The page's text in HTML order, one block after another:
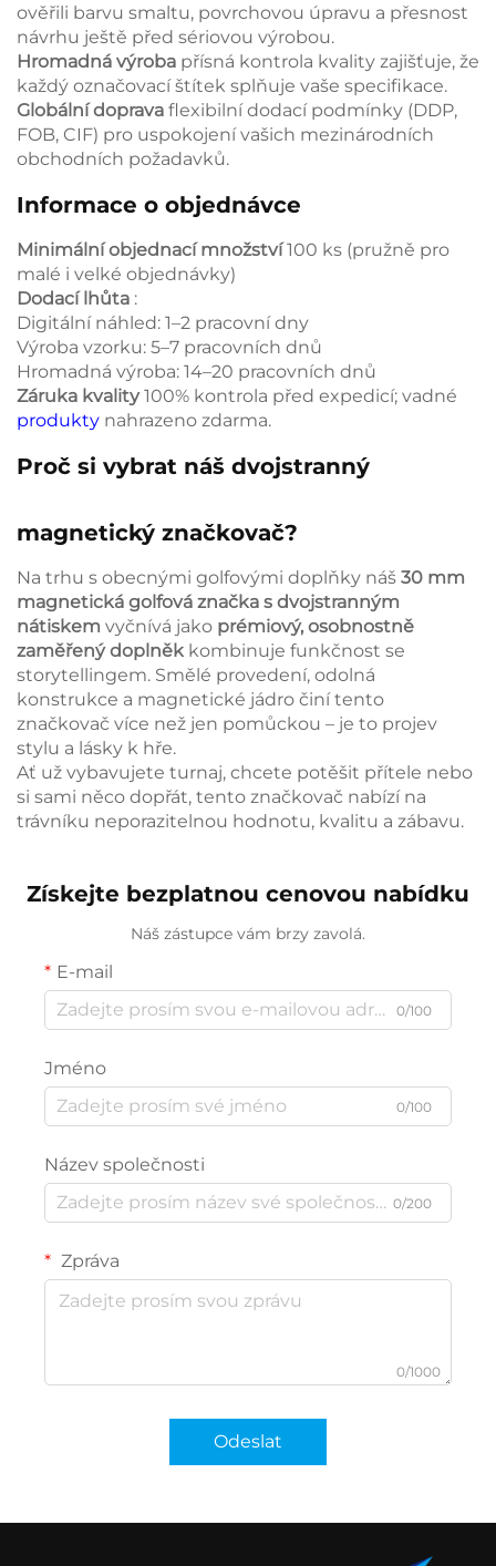
ověřili barvu smaltu, povrchovou úpravu a přesnost
návrhu ještě před sériovou výrobou.
Hromadná výroba přísná kontrola kvality zajišťuje, že
každý označovací štítek splňuje vaše specifikace.
Globální doprava flexibilní dodací podmínky (DDP,
FOB, CIF) pro uspokojení vašich mezinárodních
obchodních požadavků.
Informace o objednávce
Minimální objednací množství100 ks (pružně pro
malé i velké objednávky)
Dodací lhůta :
Digitální náhled: 1–2 pracovní dny
Výroba vzorku: 5–7 pracovních dnů
Hromadná výroba: 14–20 pracovních dnů
Záruka kvality100% kontrola před expedicí; vadné
produkty nahrazeno zdarma.
Proč si vybrat náš dvojstranný
magnetický značkovač?
Na trhu s obecnými golfovými doplňky náš 30 mm
magnetická golfová značka s dvojstranným
nátiskem vyčnívá jako prémiový, osobnostně
zaměřený doplněk kombinuje funkčnost se
storytellingem. Smělé provedení, odolná
konstrukce a magnetické jádro činí tento
značkovač více než jen pomůckou – je to projev
stylu a lásky k hře.
Ať už vybavujete turnaj, chcete potěšit přítele nebo
si sami něco dopřát, tento značkovač nabízí na
trávníku neporazitelnou hodnotu, kvalitu a zábavu.
Získejte bezplatnou cenovou nabídku
Náš zástupce vám brzy zavolá.
E-mail
0/100
Jméno
0/100
Název společnosti
0/200
Zpráva
0/1000
Odeslat